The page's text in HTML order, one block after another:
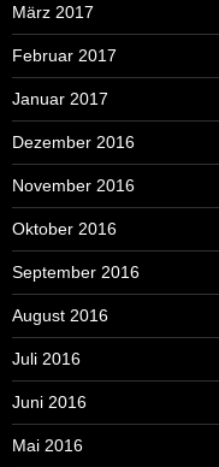
März 2017
Februar 2017
Januar 2017
Dezember 2016
November 2016
Oktober 2016
September 2016
August 2016
Juli 2016
Juni 2016
Mai 2016